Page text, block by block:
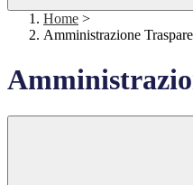
Home >
Amministrazione